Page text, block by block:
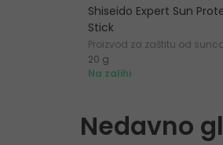
Shiseido Expert Sun
Stick
Proizvod za zaštitu od
20 g
Na zalihi
Nedavno